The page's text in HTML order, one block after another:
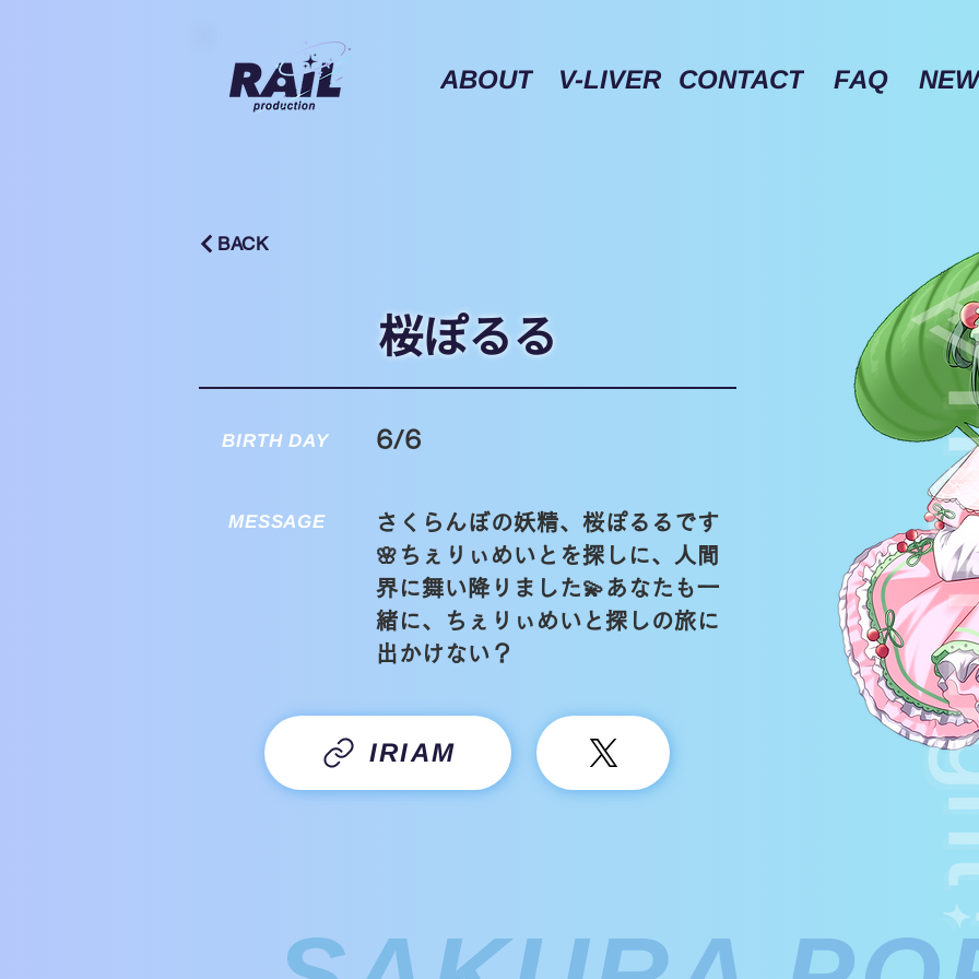
ABOUT V-LIVER CONTACT FAQ
桜ぽるる
BIRTH DAY
BACK
6/6
MESSAGE
さくらんぼの妖精、桜ぽるるです
🌸ちぇりぃめいとを探しに、人間
界に舞い降りました💫あなたも一
緒に、ちぇりぃめいと探しの旅に
出かけない？
IRIAM